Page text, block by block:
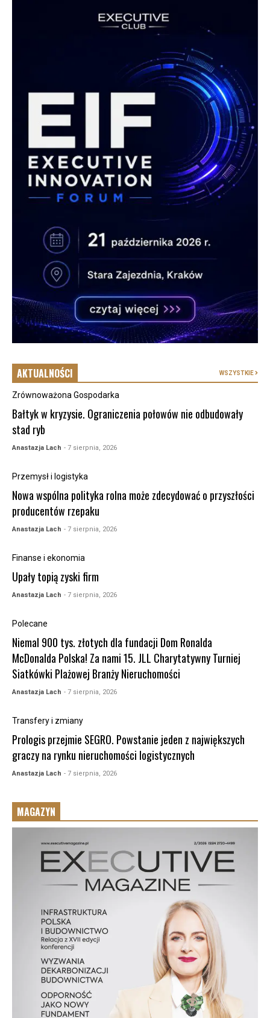
AKTUALNOŚCI WSZYSTKIE
Zrównoważona Gospodarka
Bałtyk w kryzysie. Ograniczenia połowów nie odbudowały
stad ryb
Anastazja Lach - 7 sierpnia, 2026
Przemysł i logistyka
Nowa wspólna polityka rolna może zdecydować o przyszłości
producentów rzepaku
Anastazja Lach - 7 sierpnia, 2026
Finanse i ekonomia
Upały topią zyski firm
Anastazja Lach - 7 sierpnia, 2026
Polecane
Niemal 900 tys. złotych dla fundacji Dom Ronalda
McDonalda Polska! Za nami 15. JLL Charytatywny Turniej
Siatkówki Plażowej Branży Nieruchomości
Anastazja Lach - 7 sierpnia, 2026
Transfery i zmiany
Prologis przejmie SEGRO. Powstanie jeden z największych
graczy na rynku nieruchomości logistycznych
Anastazja Lach - 7 sierpnia, 2026
MAGAZYN